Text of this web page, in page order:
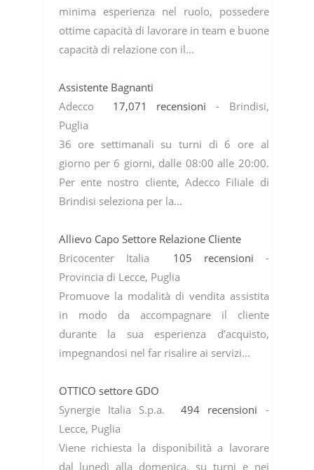
minima esperienza nel ruolo, possedere
ottime capacità di lavorare in team e buone
capacità di relazione con il…
Assistente Bagnanti
Adecco 17,071 recensioni - Brindisi,
Puglia
36 ore settimanali su turni di 6 ore al
giorno per 6 giorni, dalle 08:00 alle 20:00.
Per ente nostro cliente, Adecco Filiale di
Brindisi seleziona per la…
Allievo Capo Settore Relazione Cliente
Bricocenter Italia 105 recensioni -
Provincia di Lecce, Puglia
Promuove la modalità di vendita assistita
in modo da accompagnare il cliente
durante la sua esperienza d’acquisto,
impegnandosi nel far risalire ai servizi…
OTTICO settore GDO
Synergie Italia S.p.a. 494 recensioni -
Lecce, Puglia
Viene richiesta la disponibilità a lavorare
dal lunedì alla domenica, su turni e nei